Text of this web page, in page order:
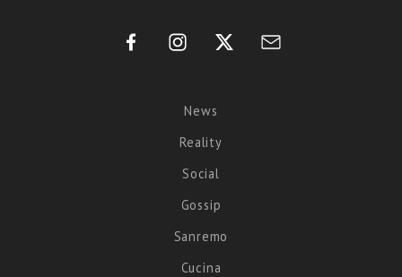
News
Reality
Social
Gossip
Sanremo
Cucina